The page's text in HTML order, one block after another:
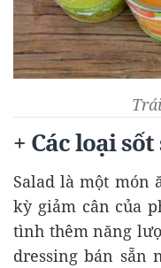
+ Các loại
Salad là một món
kỳ giảm cân của
tình thêm năng
dressing bán sẵn